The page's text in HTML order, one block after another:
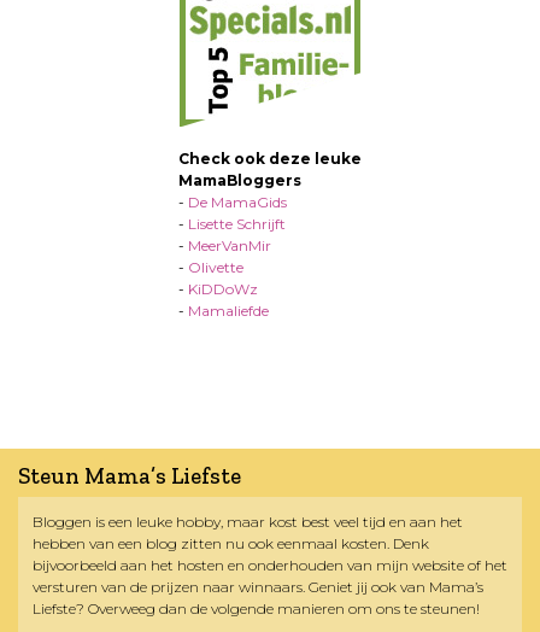
Check ook deze leuke
MamaBloggers
- De MamaGids
- Lisette Schrijft
- MeerVanMir
- Olivette
- KiDDoWz
- Mamaliefde
Steun Mama’s Liefste
Bloggen is een leuke hobby, maar kost best veel tijd en aan het
hebben van een blog zitten nu ook eenmaal kosten. Denk
bijvoorbeeld aan het hosten en onderhouden van mijn website of het
versturen van de prijzen naar winnaars. Geniet jij ook van Mama’s
Liefste? Overweeg dan de volgende manieren om ons te steunen!